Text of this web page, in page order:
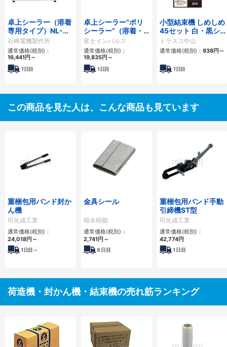
卓上シーラー（溶着
専用タイプ）NL-
□J・NL-□K
石崎電機製作所
通常価格(税別)：
16,441円 ～
1日目
卓上シーラー“ポリ
シーラー”（溶着・
溶断タイプ）カッタ
ー刃
富士インパルス
通常価格(税別)：
19,835円 ～
1日目
小型結束機 しめしめ
45セット 白・黒シ
リーズ
トラスコ中山
通常価格(税別)： 938円 ～
1日目
この商品を見た人は、こんな商品も見ています
重梱包用バンド封か
ん機
司化成工業
通常価格(税別)：
24,018円 ～
1日目～
金具シール
積水樹脂
通常価格(税別)：
2,741円 ～
9 日目
重梱包用バンド手動
引締機ST型
司化成工業
通常価格(税別)：
42,774円
1 日目
荷造機・封かん機・結束機の売れ筋ランキング